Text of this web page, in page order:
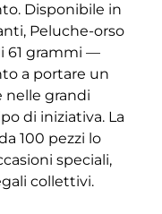
Disponibile in
Peluche-orso
61 grammi —
a portare un
nelle grandi
di iniziativa. La
100 pezzi lo
speciali,
collettivi.